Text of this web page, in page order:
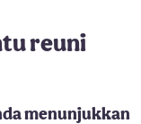
reuni
menunjukkan